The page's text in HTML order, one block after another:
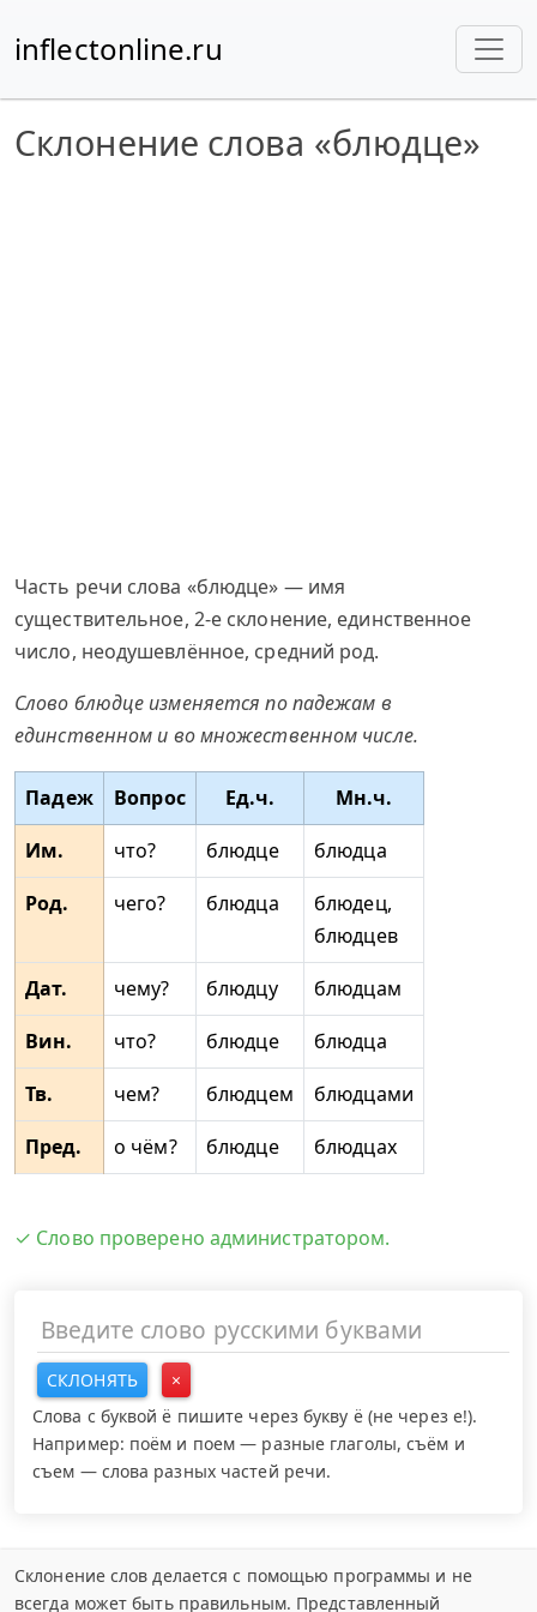
inflectonline.ru
Склонение слова «блюдце»
Часть речи слова «блюдце» — имя
существительное, 2-е склонение, единственное
число, неодушевлённое, средний род.
Слово блюдце изменяется по падежам в
единственном и во множественном числе.
Падеж Вопрос Ед.ч.
Мн.ч.
Им.
что? блюдце
блюдца
Род.
чего? блюдца
блюдец,
блюдцев
Дат.
чему? блюдцу
блюдцам
Вин.
что? блюдце
блюдца
Тв.
чем? блюдцем
блюдцами
Пред.
о чём? блюдце блюдцах
✓ Слово проверено администратором.
СКЛОНЯТЬ
×
Слова с буквой ё пишите через букву ё (не через е!).
Например: поём и поем — разные глаголы, съём и
съем — слова разных частей речи.
Склонение слов делается с помощью программы и не
всегда может быть правильным. Представленный